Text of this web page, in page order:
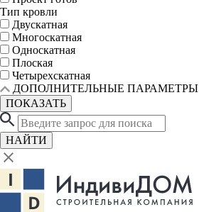
Тип кровли
Двускатная
Многоскатная
Односкатная
Плоская
Четырехскатная
ДОПОЛНИТЕЛЬНЫЕ ПАРАМЕТРЫ
ПОКАЗАТЬ
НАЙТИ